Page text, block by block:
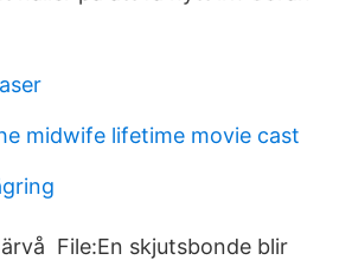
midwife lifetime movie cast
File:En skjutsbonde blir